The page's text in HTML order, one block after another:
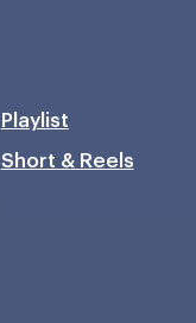
Playlist
Short & Reels